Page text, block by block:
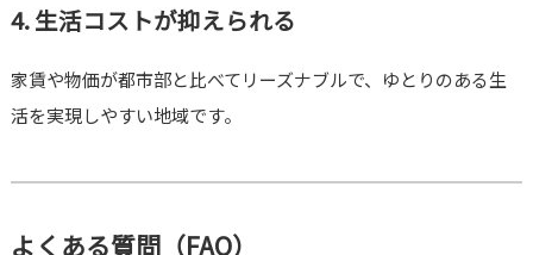
4. 生活コストが抑えられる
家賃や物価が都市部と比べてリーズナブルで、ゆとりのある生
活を実現しやすい地域です。
よくある質問（FAQ）